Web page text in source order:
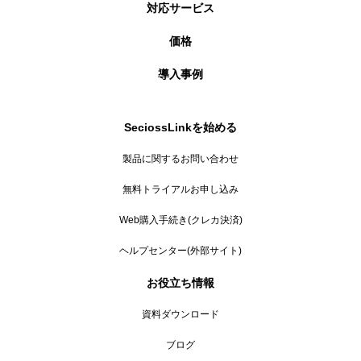
対応サービス
価格
導入事例
SeciossLinkを始める
製品に関するお問い合わせ
無料トライアルお申し込み
Web購入手続き(クレカ決済)
ヘルプセンター(外部サイト)
お役立ち情報
資料ダウンロード
ブログ